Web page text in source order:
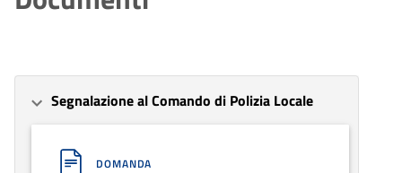
Segnalazione al Comando di Polizia Locale
DOMANDA